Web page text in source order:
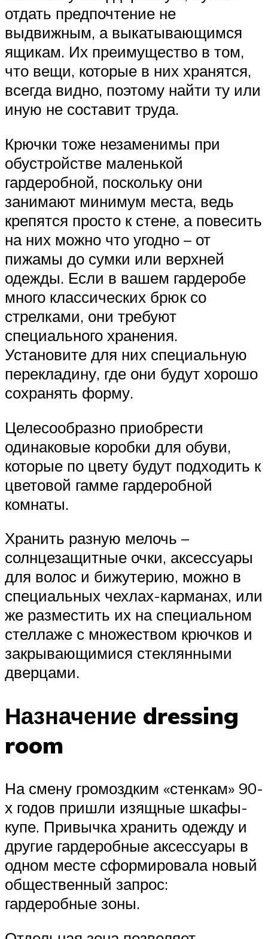
отдать предпочтение не
выдвижным, а выкатывающимся
ящикам. Их преимущество в том,
что вещи, которые в них хранятся,
всегда видно, поэтому найти ту или
иную не составит труда.
Крючки тоже незаменимы при
обустройстве маленькой
гардеробной, поскольку они
занимают минимум места, ведь
крепятся просто к стене, а повесить
на них можно что угодно – от
пижамы до сумки или верхней
одежды. Если в вашем гардеробе
много классических брюк со
стрелками, они требуют
специального хранения.
Установите для них специальную
перекладину, где они будут хорошо
сохранять форму.
Целесообразно приобрести
одинаковые коробки для обуви,
которые по цвету будут подходить к
цветовой гамме гардеробной
комнаты.
Хранить разную мелочь –
солнцезащитные очки, аксессуары
для волос и бижутерию, можно в
специальных чехлах-карманах, или
же разместить их на специальном
стеллаже с множеством крючков и
закрывающимися стеклянными
дверцами.
Назначение dressing
room
На смену громоздким «стенкам» 90-
х годов пришли изящные шкафы-
купе. Привычка хранить одежду и
другие гардеробные аксессуары в
одном месте сформировала новый
общественный запрос:
гардеробные зоны.